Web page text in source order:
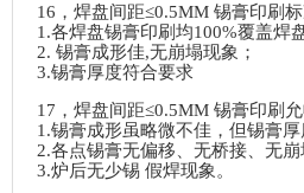
16，焊盘间距≤0.5MM 锡膏印刷
1.各焊盘锡膏印刷均100%覆盖焊
2. 锡膏成形佳,无崩塌现象；
3.锡膏厚度符合要求
17，焊盘间距≤0.5MM 锡膏印刷
1.锡膏成形虽略微不佳，但锡膏厚
2.各点锡膏无偏移、无桥接、无崩
3.炉后无少锡 假焊现象。